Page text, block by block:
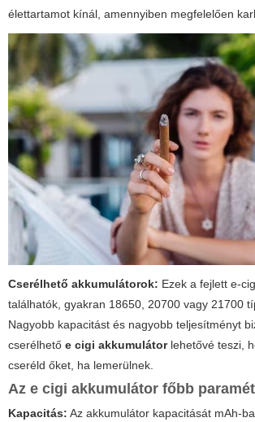
élettartamot kínál, amennyiben megfelelően
Cserélhető akkumulátorok: Ezek a fejlett e-
találhatók, gyakran 18650, 20700 vagy 21700
Nagyobb kapacitást és nagyobb teljesítményt
cserélhető e cigi akkumulátorlehetővé teszi,
cseréld őket, ha lemerülnek.
Az e cigi akkumulátor főbb
Kapacitás: Az akkumulátor kapacitását mAh-